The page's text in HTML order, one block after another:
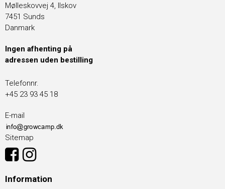
Mølleskovvej 4, Ilskov
7451 Sunds
Danmark
Ingen afhenting på
adressen uden bestilling
Telefonnr.
+45 23 93 45 18
E-mail
Sitemap
Information